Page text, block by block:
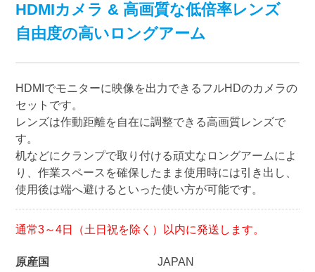
HDMIカメラ & 高画質な低倍率レンズ
自由度の高いロングアーム
HDMIでモニターに映像を出力できるフルHDのカメラの
セットです。
レンズは作動距離を自在に調整できる高画質レンズで
す。
机などにクランプで取り付ける頑丈なロングアームによ
り、作業スペースを確保したまま使用時には引き出し、
使用後は端へ避けるといった使い方が可能です。
通常3～4日（土日祝を除く）以内に発送します。
原産国 JAPAN